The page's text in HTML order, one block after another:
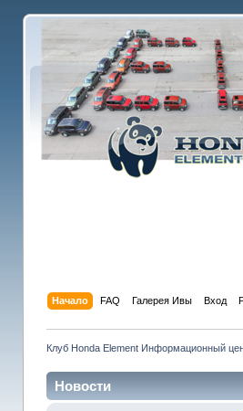
Начало FAQ Галерея Ивы Вход
Клуб Honda Element Информационный
Новости